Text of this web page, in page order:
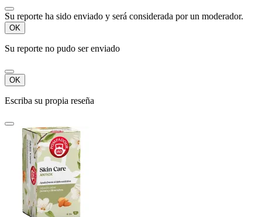
Su reporte ha sido enviado y será considerada por un moderador.
OK
Su reporte no pudo ser enviado
OK
Escriba su propia reseña